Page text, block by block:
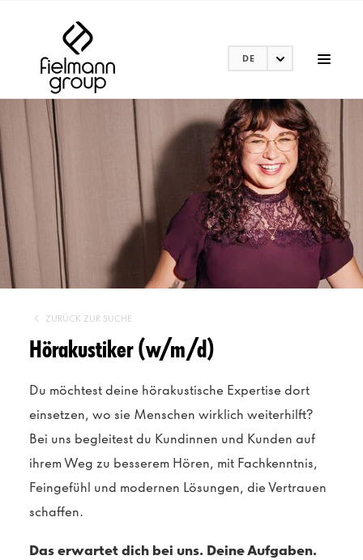
DE
ZURÜCK ZUR SUCHE
Hörakustiker (w/m/d)
Du möchtest deine hörakustische Expertise dort
einsetzen, wo sie Menschen wirklich weiterhilft?
Bei uns begleitest du Kundinnen und Kunden auf
ihrem Weg zu besserem Hören, mit Fachkenntnis,
Feingefühl und modernen Lösungen, die Vertrauen
schaffen.
Das erwartet dich bei uns. Deine Aufgaben.